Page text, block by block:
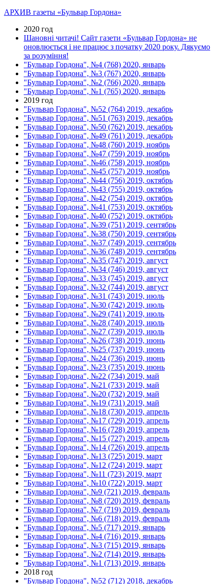
АРХИВ газеты «Бульвар Гордона»
2020 год
Шановні читачі! Сайт газети «Бульвар Гордона» не
оновлюється і не працює з початку 2020 року. Дякуємо
за розуміння!
"Бульвар Гордона", №4 (768) 2020, январь
"Бульвар Гордона", №3 (767) 2020, январь
"Бульвар Гордона", №2 (766) 2020, январь
"Бульвар Гордона", №1 (765) 2020, январь
2019 год
"Бульвар Гордона", №52 (764) 2019, декабрь
"Бульвар Гордона", №51 (763) 2019, декабрь
"Бульвар Гордона", №50 (762) 2019, декабрь
"Бульвар Гордона", №49 (761) 2019, декабрь
"Бульвар Гордона", №48 (760) 2019, ноябрь
"Бульвар Гордона", №47 (759) 2019, ноябрь
"Бульвар Гордона", №46 (758) 2019, ноябрь
"Бульвар Гордона", №45 (757) 2019, ноябрь
"Бульвар Гордона", №44 (756) 2019, октябрь
"Бульвар Гордона", №43 (755) 2019, октябрь
"Бульвар Гордона", №42 (754) 2019, октябрь
"Бульвар Гордона", №41 (753) 2019, октябрь
"Бульвар Гордона", №40 (752) 2019, октябрь
"Бульвар Гордона", №39 (751) 2019, сентябрь
"Бульвар Гордона", №38 (750) 2019, сентябрь
"Бульвар Гордона", №37 (749) 2019, сентябрь
"Бульвар Гордона", №36 (748) 2019, сентябрь
"Бульвар Гордона", №35 (747) 2019, август
"Бульвар Гордона", №34 (746) 2019, август
"Бульвар Гордона", №33 (745) 2019, август
"Бульвар Гордона", №32 (744) 2019, август
"Бульвар Гордона", №31 (743) 2019, июль
"Бульвар Гордона", №30 (742) 2019, июль
"Бульвар Гордона", №29 (741) 2019, июль
"Бульвар Гордона", №28 (740) 2019, июль
"Бульвар Гордона", №27 (739) 2019, июль
"Бульвар Гордона", №26 (738) 2019, июнь
"Бульвар Гордона", №25 (737) 2019, июнь
"Бульвар Гордона", №24 (736) 2019, июнь
"Бульвар Гордона", №23 (735) 2019, июнь
"Бульвар Гордона", №22 (734) 2019, май
"Бульвар Гордона", №21 (733) 2019, май
"Бульвар Гордона", №20 (732) 2019, май
"Бульвар Гордона", №19 (731) 2019, май
"Бульвар Гордона", №18 (730) 2019, апрель
"Бульвар Гордона", №17 (729) 2019, апрель
"Бульвар Гордона", №16 (728) 2019, апрель
"Бульвар Гордона", №15 (727) 2019, апрель
"Бульвар Гордона", №14 (726) 2019, апрель
"Бульвар Гордона", №13 (725) 2019, март
"Бульвар Гордона", №12 (724) 2019, март
"Бульвар Гордона", №11 (723) 2019, март
"Бульвар Гордона", №10 (722) 2019, март
"Бульвар Гордона", №9 (721) 2019, февраль
"Бульвар Гордона", №8 (720) 2019, февраль
"Бульвар Гордона", №7 (719) 2019, февраль
"Бульвар Гордона", №6 (718) 2019, февраль
"Бульвар Гордона", №5 (717) 2019, январь
"Бульвар Гордона", №4 (716) 2019, январь
"Бульвар Гордона", №3 (715) 2019, январь
"Бульвар Гордона", №2 (714) 2019, январь
"Бульвар Гордона", №1 (713) 2019, январь
2018 год
"Бульвар Гордона", №52 (712) 2018, декабрь